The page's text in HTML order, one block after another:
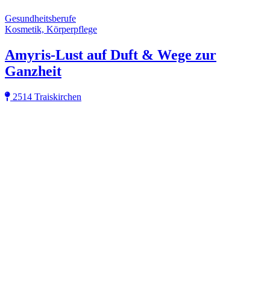
Gesundheitsberufe
Kosmetik, Körperpflege
Amyris-Lust auf Duft & Wege zur
Ganzheit
2514 Traiskirchen